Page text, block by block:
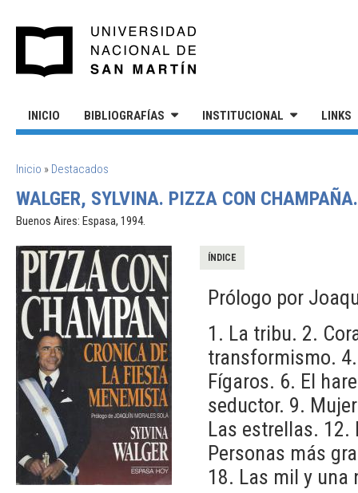
INICIO BIBLIOGRAFÍAS INSTITUCIONAL LINKS
SE ENCUENTRA USTED AQUÍ
Inicio » Destacados
WALGER, SYLVINA. PIZZA CON
Buenos Aires: Espasa, 1994.
ÍNDICE
Prólogo por
1. La tribu. 2.
transformismo.
Fígaros. 6. El
seductor. 9.
Las estrellas. 12.
Personas más
18. Las mil y una